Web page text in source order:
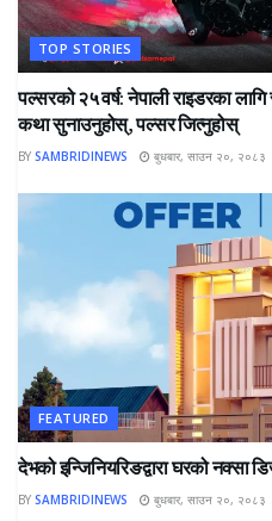
TOP STORIES
पल्सरको २५ वर्ष: नेपाली राइडरका
कथा सुनाउनुहोस्, पल्सर जित्नुहोस्
BY SAMBRIDINEWS बुधबार, साउन २०, २०८३
FEATURED
देभको इन्जिनियरिङद्वारा घरको नक्सा
BY SAMBRIDINEWS बुधबार, साउन २०, २०८३